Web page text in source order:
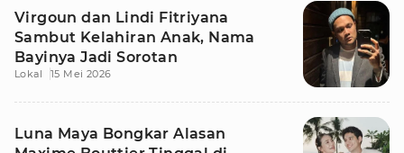
Virgoun dan Lindi Fitriyana
Sambut Kelahiran Anak, Nama
Bayinya Jadi Sorotan
Lokal 15 Mei 2026
Luna Maya Bongkar Alasan